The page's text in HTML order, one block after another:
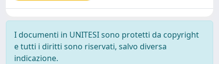
I documenti in UNITESI sono protetti da copyright
e tutti i diritti sono riservati, salvo diversa
indicazione.